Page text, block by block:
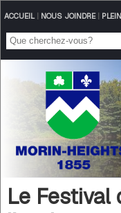
ACCUEIL| NOUS JOINDRE|
Le Festival